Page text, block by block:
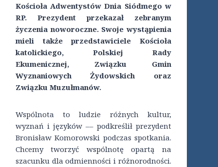
Kościoła Adwentystów Dnia Siódmego w
RP. Prezydent przekazał zebranym
życzenia noworoczne. Swoje wystąpienia
mieli także przedstawiciele Kościoła
katolickiego, Polskiej Rady
Ekumenicznej, Związku Gmin
Wyznaniowych Żydowskich oraz
Związku Muzułmanów.
Wspólnota to ludzie różnych kultur,
wyznań i języków –– podkreślił prezydent
Bronisław Komorowski podczas spotkania.
Chcemy tworzyć wspólnotę opartą na
szacunku dla odmienności i różnorodności.